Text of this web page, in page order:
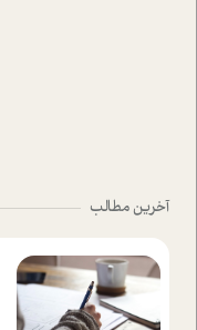
آخرین مطالب